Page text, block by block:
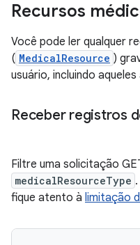
Recursos
Você pode ler qualquer
( MedicalResource )
usuário, incluindo
Receber registros
Filtre uma solicitação
medicalResourceType
fique atento à limitação